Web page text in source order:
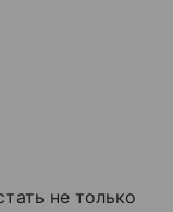
не только